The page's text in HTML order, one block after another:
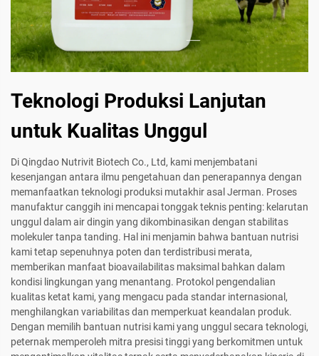
Teknologi Produksi Lanjutan
untuk Kualitas Unggul
Di Qingdao Nutrivit Biotech Co., Ltd, kami menjembatani
kesenjangan antara ilmu pengetahuan dan penerapannya dengan
memanfaatkan teknologi produksi mutakhir asal Jerman. Proses
manufaktur canggih ini mencapai tonggak teknis penting: kelarutan
unggul dalam air dingin yang dikombinasikan dengan stabilitas
molekuler tanpa tanding. Hal ini menjamin bahwa bantuan nutrisi
kami tetap sepenuhnya poten dan terdistribusi merata,
memberikan manfaat bioavailabilitas maksimal bahkan dalam
kondisi lingkungan yang menantang. Protokol pengendalian
kualitas ketat kami, yang mengacu pada standar internasional,
menghilangkan variabilitas dan memperkuat keandalan produk.
Dengan memilih bantuan nutrisi kami yang unggul secara teknologi,
peternak memperoleh mitra presisi tinggi yang berkomitmen untuk